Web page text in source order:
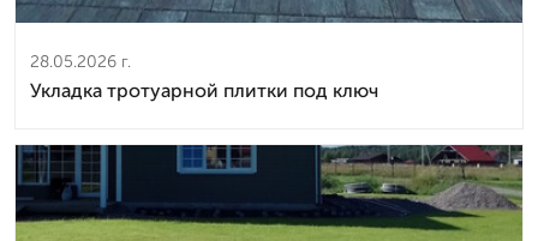
28.05.2026 г.
Укладка тротуарной плитки под ключ